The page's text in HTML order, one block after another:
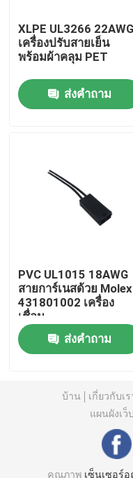
ติดต่อเรา
เซ็นเซอร์อุณหภูมิทาง
เซ็นเซอร์อุณหภูมิติดบ
เซ็นเซอร์อุณหภูมิโพรบ
อีพ็อกซี่เทอร์มิสเตอร์
เทอร์มิสเตอร์หนังบาง
เซ็นเซอร์อุณหภูมิ RTD
XLPE UL3266 22AWG
เครื่องปรับสายเย็น
พร้อมผ้าคลุม PET
ส่งคำถาม
PVC UL1015 18AWG
สายการ์เนสด้วย Molex
431801002 เครื่อง
เชื่อม
ส่งคำถาม
บ้าน เกี่ยวกับเร
แผนผังเว็
คุณภาพ เซ็นเซอร์